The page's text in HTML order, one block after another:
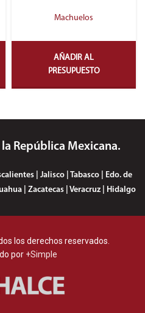
Machuelos
AÑADIR AL
PRESUPUESTO
República Mexicana.
| Jalisco | Tabasco | Edo. de
| Zacatecas | Veracruz | Hidalgo
los derechos reservados.
por +Simple